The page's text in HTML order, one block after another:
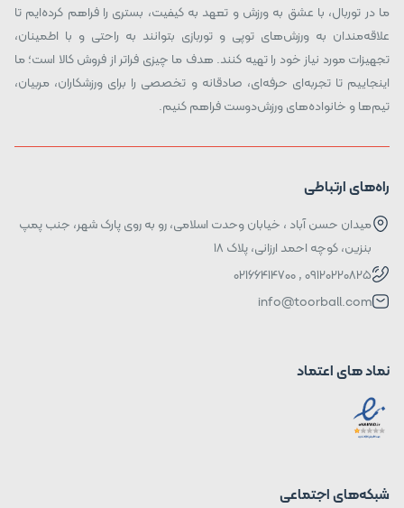
ما در توربال، با عشق به ورزش و تعهد به کیفیت، بستری را فراهم کرده‌ایم تا
علاقه‌مندان به ورزش‌های توپی و توربازی بتوانند به راحتی و با اطمینان،
تجهیزات مورد نیاز خود را تهیه کنند. هدف ما چیزی فراتر از فروش کالا است؛ ما
اینجاییم تا تجربه‌ای حرفه‌ای، صادقانه و تخصصی را برای ورزشکاران، مربیان،
تیم‌ها و خانواده‌های ورزش‌دوست فراهم کنیم.
راه‌های ارتباطی
میدان حسن آباد ، خیابان وحدت اسلامی، رو به روی پارک شهر، جنب پمپ
بنزین، کوچه احمد ارزانی، پلاک ۱۸
09120220825 , 02166414700
info@toorball.com
نماد های اعتماد
شبکه‌های اجتماعی